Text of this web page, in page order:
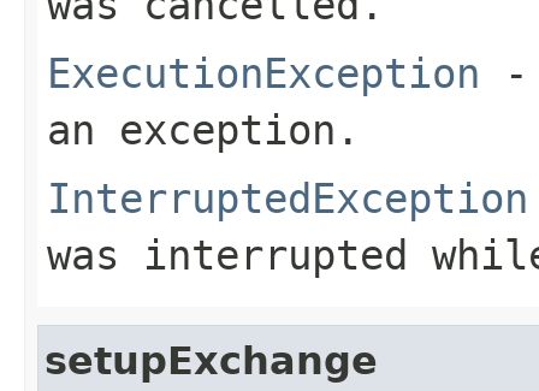
ExecutionException -
an exception.
InterruptedException
was interrupted
setupExchange